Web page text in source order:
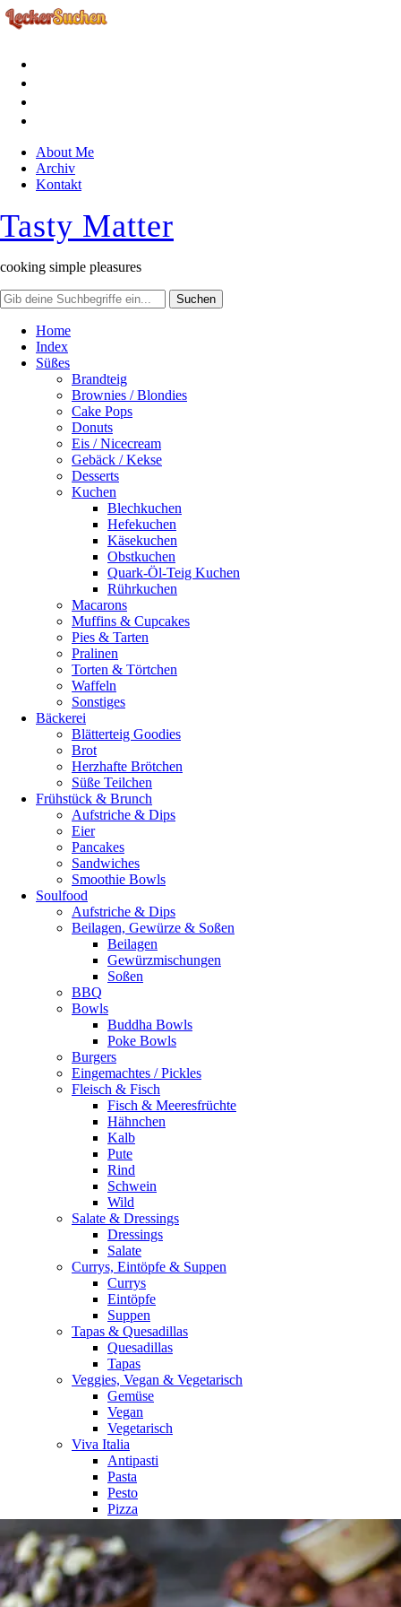
About Me
Archiv
Kontakt
Tasty Matter
cooking simple pleasures
Home
Index
Süßes
Brandteig
Brownies / Blondies
Cake Pops
Donuts
Eis / Nicecream
Gebäck / Kekse
Desserts
Kuchen
Blechkuchen
Hefekuchen
Käsekuchen
Obstkuchen
Quark-Öl-Teig Kuchen
Rührkuchen
Macarons
Muffins & Cupcakes
Pies & Tarten
Pralinen
Torten & Törtchen
Waffeln
Sonstiges
Bäckerei
Blätterteig Goodies
Brot
Herzhafte Brötchen
Süße Teilchen
Frühstück & Brunch
Aufstriche & Dips
Eier
Pancakes
Sandwiches
Smoothie Bowls
Soulfood
Aufstriche & Dips
Beilagen, Gewürze & Soßen
Beilagen
Gewürzmischungen
Soßen
BBQ
Bowls
Buddha Bowls
Poke Bowls
Burgers
Eingemachtes / Pickles
Fleisch & Fisch
Fisch & Meeresfrüchte
Hähnchen
Kalb
Pute
Rind
Schwein
Wild
Salate & Dressings
Dressings
Salate
Currys, Eintöpfe & Suppen
Currys
Eintöpfe
Suppen
Tapas & Quesadillas
Quesadillas
Tapas
Veggies, Vegan & Vegetarisch
Gemüse
Vegan
Vegetarisch
Viva Italia
Antipasti
Pasta
Pesto
Pizza
MENU